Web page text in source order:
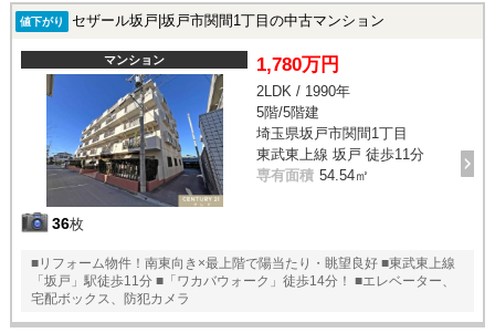
値下がり セザール坂戸|坂戸市関間1丁目の中古マンション
マンション
36枚
1,780万円
2LDK / 1990年
5階/5階建
埼玉県坂戸市関間1丁目
東武東上線 坂戸 徒歩11分
専有面積 54.54㎡
■リフォーム物件！南東向き×最上階で陽当たり・眺望良好 ■東武東上線
「坂戸」駅徒歩11分 ■「ワカバウォーク」徒歩14分！ ■エレベーター、
宅配ボックス、防犯カメラ